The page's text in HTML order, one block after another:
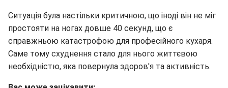
Ситуація була настільки критичною, що іноді він не міг
простояти на ногах довше 40 секунд, що є
справжньою катастрофою для професійного кухаря.
Саме тому схуднення стало для нього життєвою
необхідністю, яка повернула здоров'я та активність.